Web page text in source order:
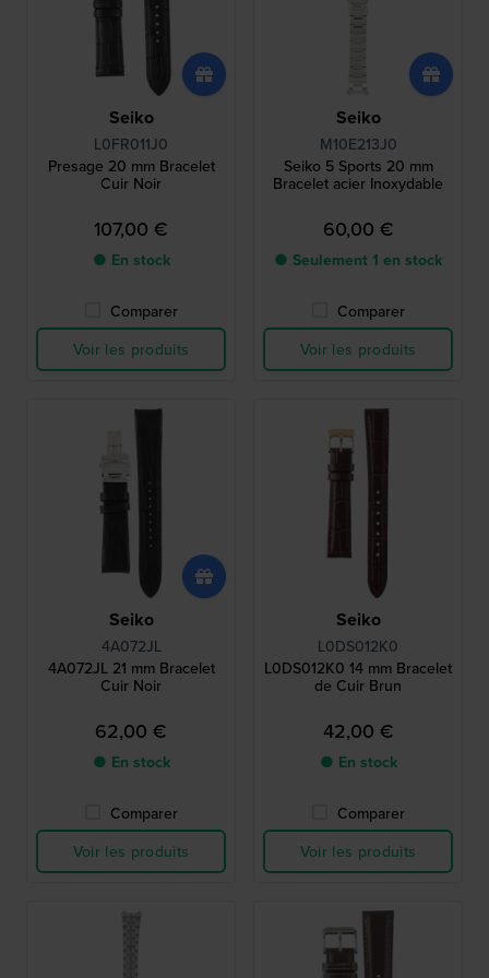
Seiko
L0FR011J0
Presage 20 mm Bracelet
Cuir Noir
107,00 €
● En stock
Comparer
Voir les produits
Seiko
M10E213J0
Seiko 5 Sports 20 mm
Bracelet acier Inoxydable
60,00 €
● Seulement 1 en stock
Comparer
Voir les produits
Seiko
4A072JL
4A072JL 21 mm Bracelet
Cuir Noir
62,00 €
● En stock
Comparer
Voir les produits
Seiko
L0DS012K0
L0DS012K0 14 mm Bracelet
de Cuir Brun
42,00 €
● En stock
Comparer
Voir les produits